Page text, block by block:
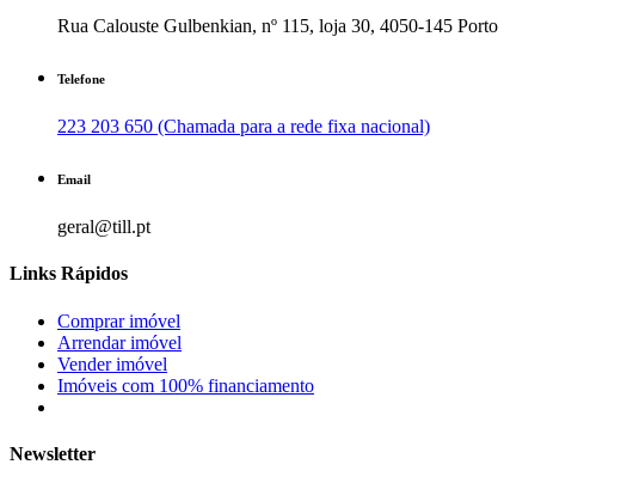
Rua Calouste Gulbenkian, nº 115, loja 30, 4050-145 Porto
Telefone
223 203 650 (Chamada para a rede fixa nacional)
Email
geral@till.pt
Links Rápidos
Comprar imóvel
Arrendar imóvel
Vender imóvel
Imóveis com 100% financiamento
Newsletter